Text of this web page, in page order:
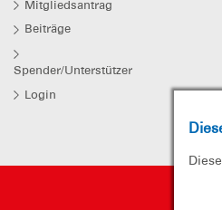
Mitgliedsantrag
Beiträge
Spender/Unterstützer
Login